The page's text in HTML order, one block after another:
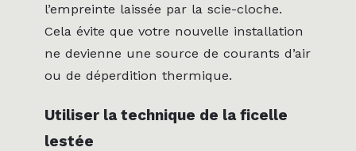
l’empreinte laissée par la scie-cloche.
Cela évite que votre nouvelle installation
ne devienne une source de courants d’air
ou de déperdition thermique.
Utiliser la technique de la ficelle
lestée